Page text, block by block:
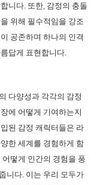
니다. 또한, 감정의 충돌
위해 필수적임을 강조
공존하며 하나의 인격
답게 표현합니다.
다양성과 각각의 감정
에 어떻게 기여하는지
된 감정 캐릭터들은 라
한 세계를 경험하게 함
떻게 인간의 경험을 풍
니다. 이는 우리 모두가